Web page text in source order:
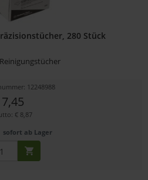
280 Stück
12248988
€ 8,87
sofort ab Lager